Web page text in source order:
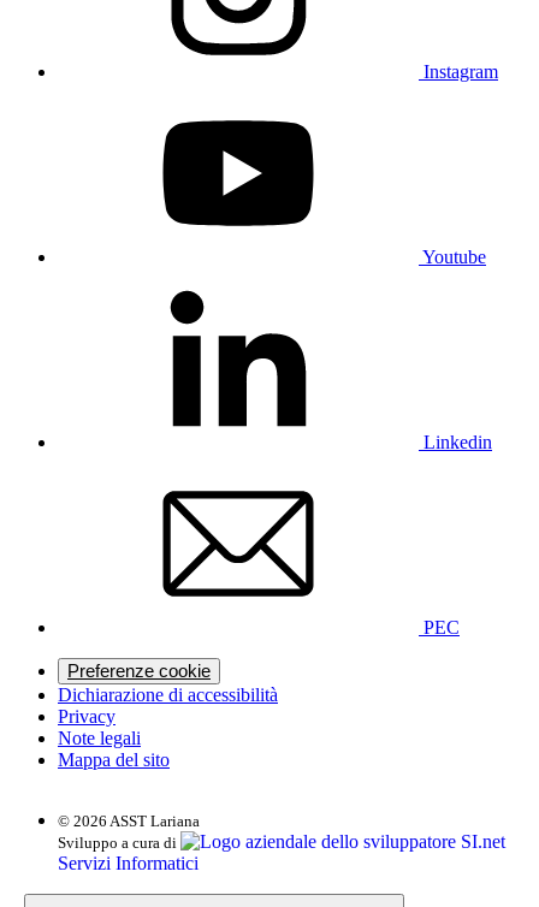
Instagram
Youtube
Linkedin
PEC
Preferenze cookie
Dichiarazione di accessibilità
Privacy
Note legali
Mappa del sito
© 2026 ASST Lariana
Sviluppo a cura di
SI.net
Servizi Informatici